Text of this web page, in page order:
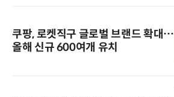
쿠팡, 로켓직구 글로벌 브랜드 확대…
올해 신규 600여개 유치